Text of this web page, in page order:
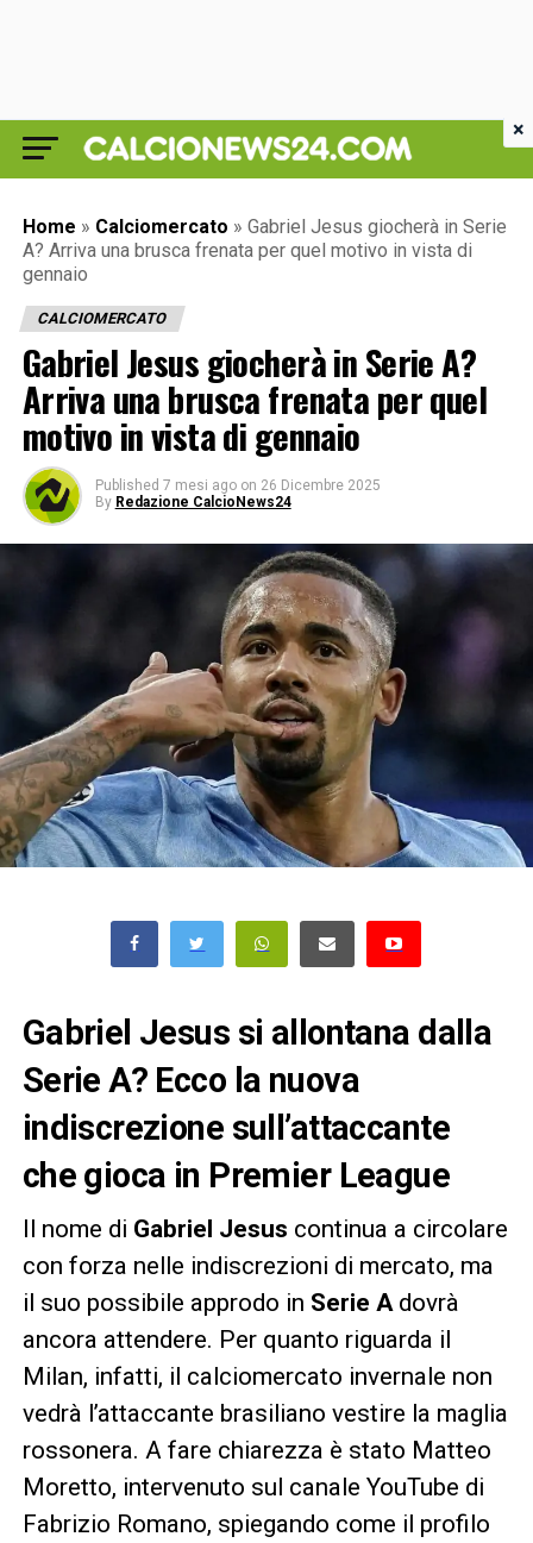
Home » Calciomercato » Gabriel Jesus giocherà in Serie
A? Arriva una brusca frenata per quel motivo in vista di
gennaio
CALCIOMERCATO
Gabriel Jesus giocherà in Serie A?
Arriva una brusca frenata per quel
motivo in vista di gennaio
Published 7 mesi ago on 26 Dicembre 2025
By Redazione CalcioNews24
Gabriel Jesus si allontana dalla
Serie A? Ecco la nuova
indiscrezione sull’attaccante
che gioca in Premier League
Il nome di Gabriel Jesus continua a circolare
con forza nelle indiscrezioni di mercato, ma
il suo possibile approdo in Serie Adovrà
ancora attendere. Per quanto riguarda il
Milan, infatti, il calciomercato invernale non
vedrà l’attaccante brasiliano vestire la maglia
rossonera. A fare chiarezza è stato Matteo
Moretto, intervenuto sul canale YouTube di
Fabrizio Romano, spiegando come il profilo
×